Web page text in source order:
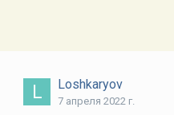
Loshkaryov
7 апреля 2022 г.